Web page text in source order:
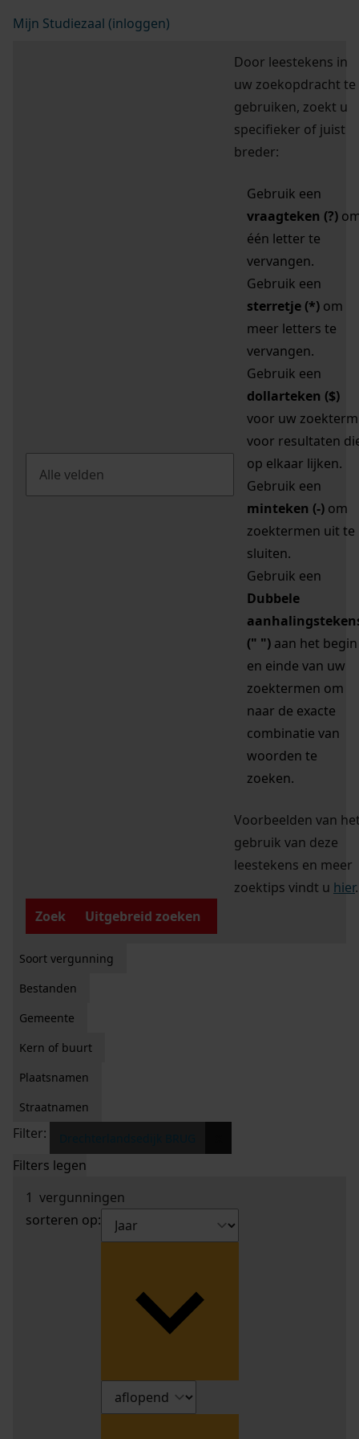
Mijn Studiezaal (inloggen)
Door leestekens in
uw zoekopdracht te
gebruiken, zoekt u
specifieker of juist
breder:
Gebruik een
vraagteken (?)
één letter te
vervangen.
Gebruik een
sterretje (*) om
meer letters te
vervangen.
Gebruik een
dollarteken ($)
voor uw zoekterm
voor resultaten
op elkaar lijken.
Gebruik een
minteken (-) om
zoektermen uit te
sluiten.
Gebruik een
Dubbele
(" ") aan het begin
en einde van uw
zoektermen om
naar de exacte
combinatie van
woorden te
zoeken.
Voorbeelden van
gebruik van deze
leestekens en meer
zoektips vindt u hier.
Zoek
Uitgebreid zoeken
Soort vergunning
Bestanden
Gemeente
Kern of buurt
Plaatsnamen
Straatnamen
Filter:
Filters legen
1 vergunningen
sorteren op: